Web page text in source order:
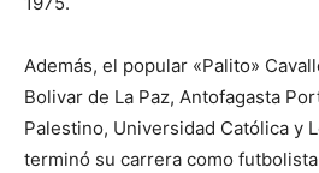
Además, el popular «Palito»
Bolivar de La Paz, Antofagasta
Palestino, Universidad Católica y
terminó su carrera como